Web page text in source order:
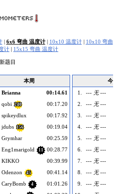
| 6x6 弯曲 温度计| 10x10 温度计| 10x10 弯曲
计 | 15x15 弯曲 温度计
新题目
本周
Brianna
00:14.61
qobi 240
00:17.20
spikeydlux
00:17.92
jdubs 156
00:19.04
Grymhar
00:25.59
Eng1marigold 11
00:28.77
KIKKO
00:39.99
Odenzon 45
00:41.14
CaryBomb 4
01:01.26
今日
1.
--- 无 ---
2.
--- 无 ---
3.
--- 无 ---
4.
--- 无 ---
5.
--- 无 ---
6.
--- 无 ---
7.
--- 无 ---
8.
--- 无 ---
9.
--- 无 ---